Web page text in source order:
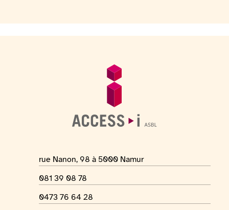
Algemene informatie
Adres van de locatie
rue Nanon, 98 à 5000 Namur
Telefoonnummer
081 39 08 78
Whatsapp-nummer
0473 76 64 28